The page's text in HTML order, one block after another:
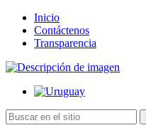
Inicio
Contáctenos
Transparencia